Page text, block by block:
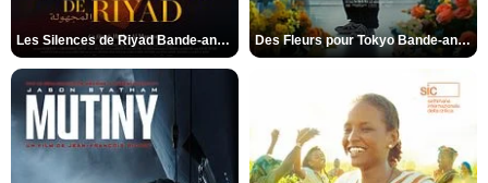
Les Silences de Riyad Bande-annonce VO STFR Des Fleurs pour Tokyo Bande-annonce VO STFR